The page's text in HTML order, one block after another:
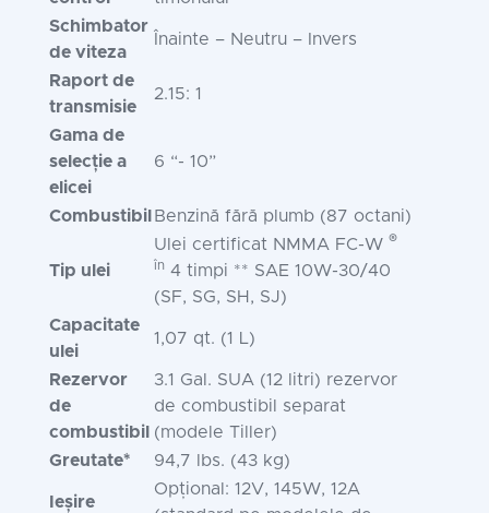
Schimbator
de viteza
Înainte – Neutru – Invers
Raport de
transmisie
2.15: 1
Gama de
selecție a
elicei
6 “- 10”
Combustibil Benzină fără plumb (87 octani)
Tip ulei
Ulei certificat NMMA FC-W ®
în 4 timpi ** SAE 10W-30/40
(SF, SG, SH, SJ)
Capacitate
ulei
1,07 qt. (1 L)
Rezervor
de
combustibil
3.1 Gal. SUA (12 litri) rezervor
de combustibil separat
(modele Tiller)
Greutate*
94,7 lbs. (43 kg)
Ieșire
Opțional: 12V, 145W, 12A